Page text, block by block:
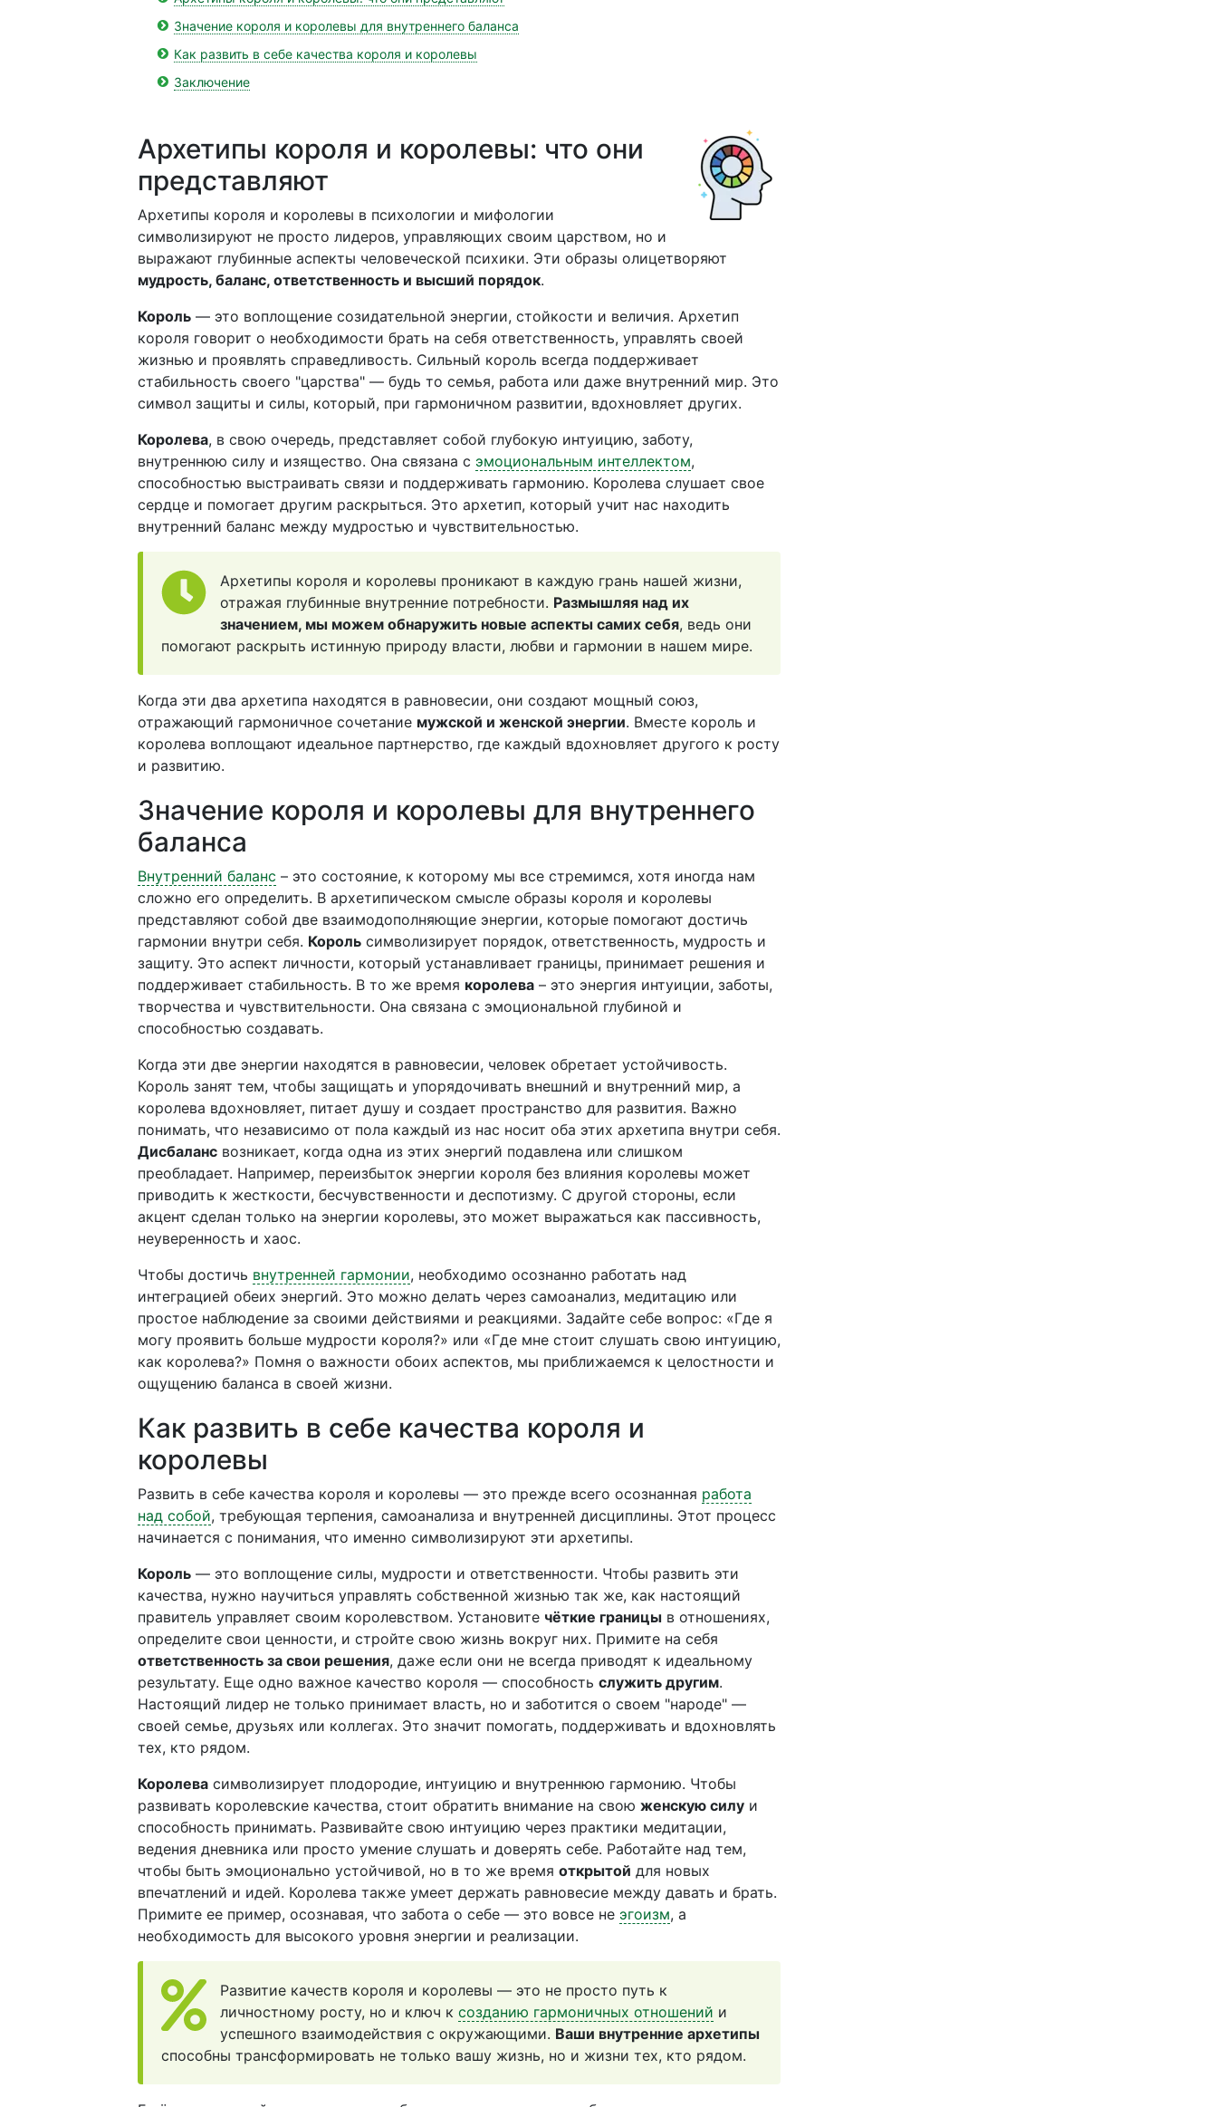
Значение короля и королевы для внутреннего баланса
Как развить в себе качества короля и королевы
Заключение
Архетипы короля и королевы: что они
представляют
Архетипы короля и королевы в психологии и мифологии
символизируют не просто лидеров, управляющих своим царством, но и
выражают глубинные аспекты человеческой психики. Эти образы олицетворяют
мудрость, баланс, ответственность и высший порядок.
Король — это воплощение созидательной энергии, стойкости и величия. Архетип
короля говорит о необходимости брать на себя ответственность, управлять своей
жизнью и проявлять справедливость. Сильный король всегда поддерживает
стабильность своего "царства" — будь то семья, работа или даже внутренний мир. Это
символ защиты и силы, который, при гармоничном развитии, вдохновляет других.
Королева, в свою очередь, представляет собой глубокую интуицию, заботу,
внутреннюю силу и изящество. Она связана с эмоциональным интеллектом,
способностью выстраивать связи и поддерживать гармонию. Королева слушает свое
сердце и помогает другим раскрыться. Это архетип, который учит нас находить
внутренний баланс между мудростью и чувствительностью.
Архетипы короля и королевы проникают в каждую грань нашей жизни,
отражая глубинные внутренние потребности. Размышляя над их
значением, мы можем обнаружить новые аспекты самих себя, ведь они
помогают раскрыть истинную природу власти, любви и гармонии в нашем мире.
Когда эти два архетипа находятся в равновесии, они создают мощный союз,
отражающий гармоничное сочетание мужской и женской энергии. Вместе король и
королева воплощают идеальное партнерство, где каждый вдохновляет другого к росту
и развитию.
Значение короля и королевы для внутреннего
баланса
Внутренний баланс – это состояние, к которому мы все стремимся, хотя иногда нам
сложно его определить. В архетипическом смысле образы короля и королевы
представляют собой две взаимодополняющие энергии, которые помогают достичь
гармонии внутри себя. Король символизирует порядок, ответственность, мудрость и
защиту. Это аспект личности, который устанавливает границы, принимает решения и
поддерживает стабильность. В то же время королева – это энергия интуиции, заботы,
творчества и чувствительности. Она связана с эмоциональной глубиной и
способностью создавать.
Когда эти две энергии находятся в равновесии, человек обретает устойчивость.
Король занят тем, чтобы защищать и упорядочивать внешний и внутренний мир, а
королева вдохновляет, питает душу и создает пространство для развития. Важно
понимать, что независимо от пола каждый из нас носит оба этих архетипа внутри себя.
Дисбаланс возникает, когда одна из этих энергий подавлена или слишком
преобладает. Например, переизбыток энергии короля без влияния королевы может
приводить к жесткости, бесчувственности и деспотизму. С другой стороны, если
акцент сделан только на энергии королевы, это может выражаться как пассивность,
неуверенность и хаос.
Чтобы достичь внутренней гармонии, необходимо осознанно работать над
интеграцией обеих энергий. Это можно делать через самоанализ, медитацию или
простое наблюдение за своими действиями и реакциями. Задайте себе вопрос: «Где я
могу проявить больше мудрости короля?» или «Где мне стоит слушать свою интуицию,
как королева?» Помня о важности обоих аспектов, мы приближаемся к целостности и
ощущению баланса в своей жизни.
Как развить в себе качества короля и
королевы
Развить в себе качества короля и королевы — это прежде всего осознанная работа
над собой, требующая терпения, самоанализа и внутренней дисциплины. Этот процесс
начинается с понимания, что именно символизируют эти архетипы.
Король — это воплощение силы, мудрости и ответственности. Чтобы развить эти
качества, нужно научиться управлять собственной жизнью так же, как настоящий
правитель управляет своим королевством. Установите чёткие границы в отношениях,
определите свои ценности, и стройте свою жизнь вокруг них. Примите на себя
ответственность за свои решения, даже если они не всегда приводят к идеальному
результату. Еще одно важное качество короля — способность служить другим.
Настоящий лидер не только принимает власть, но и заботится о своем "народе" —
своей семье, друзьях или коллегах. Это значит помогать, поддерживать и вдохновлять
тех, кто рядом.
Королева символизирует плодородие, интуицию и внутреннюю гармонию. Чтобы
развивать королевские качества, стоит обратить внимание на свою женскую силу и
способность принимать. Развивайте свою интуицию через практики медитации,
ведения дневника или просто умение слушать и доверять себе. Работайте над тем,
чтобы быть эмоционально устойчивой, но в то же время открытой для новых
впечатлений и идей. Королева также умеет держать равновесие между давать и брать.
Примите ее пример, осознавая, что забота о себе — это вовсе не эгоизм, а
необходимость для высокого уровня энергии и реализации.
Развитие качеств короля и королевы — это не просто путь к
личностному росту, но и ключ к созданию гармоничных отношений и
успешного взаимодействия с окружающими. Ваши внутренние архетипы
способны трансформировать не только вашу жизнь, но и жизни тех, кто рядом.